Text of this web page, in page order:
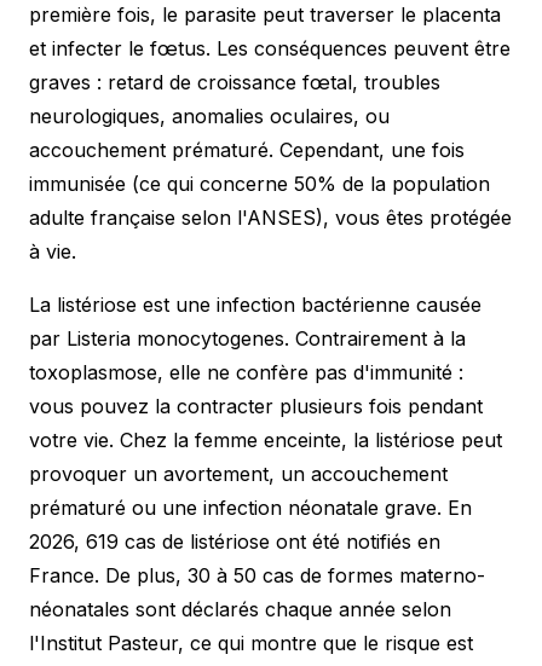
première fois, le parasite peut traverser le placenta
et infecter le fœtus. Les conséquences peuvent être
graves : retard de croissance fœtal, troubles
neurologiques, anomalies oculaires, ou
accouchement prématuré. Cependant, une fois
immunisée (ce qui concerne 50% de la population
adulte française selon l'ANSES), vous êtes protégée
à vie.
La listériose est une infection bactérienne causée
par Listeria monocytogenes. Contrairement à la
toxoplasmose, elle ne confère pas d'immunité :
vous pouvez la contracter plusieurs fois pendant
votre vie. Chez la femme enceinte, la listériose peut
provoquer un avortement, un accouchement
prématuré ou une infection néonatale grave. En
2026, 619 cas de listériose ont été notifiés en
France. De plus, 30 à 50 cas de formes materno-
néonatales sont déclarés chaque année selon
l'Institut Pasteur, ce qui montre que le risque est